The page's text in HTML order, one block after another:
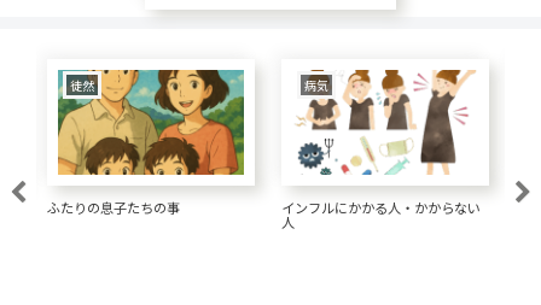
食生活
大腸がん 1.5リットルの水が大事
美容と健康